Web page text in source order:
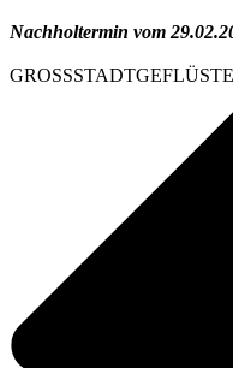
Nachholtermin vom